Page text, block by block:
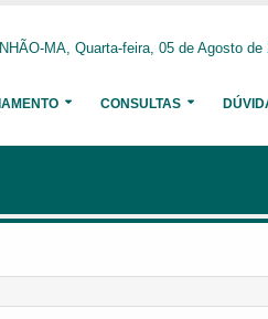
MA, Quarta-feira, 05 de Agosto de
CONSULTAS